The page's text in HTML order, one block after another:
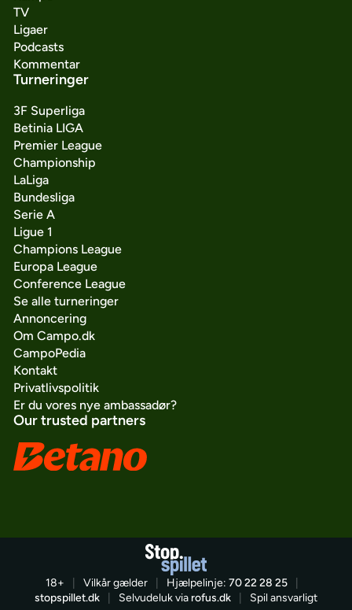
TV
Ligaer
Podcasts
Kommentar
Turneringer
3F Superliga
Betinia LIGA
Premier League
Championship
LaLiga
Bundesliga
Serie A
Ligue 1
Champions League
Europa League
Conference League
Se alle turneringer
Annoncering
Om Campo.dk
CampoPedia
Kontakt
Privatlivspolitik
Er du vores nye ambassadør?
Our trusted partners
18+ Vilkår gælder Hjælpelinje: 70 22 28 25
stopspillet.dk
Selvudeluk via rofus.dk Spil ansvarligt